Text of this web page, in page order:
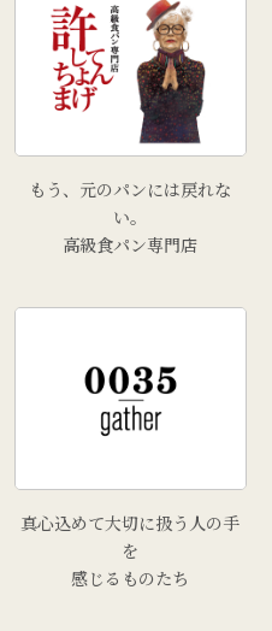
もう、元のパンには戻れな
い。
高級食パン専門店
真心込めて大切に扱う人の手
を
感じるものたち